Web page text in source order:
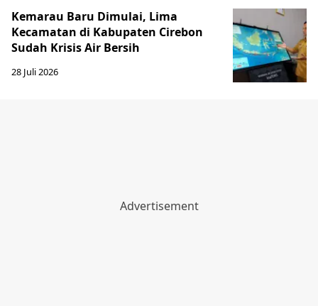
Kemarau Baru Dimulai, Lima
Kecamatan di Kabupaten Cirebon
Sudah Krisis Air Bersih
28 Juli 2026